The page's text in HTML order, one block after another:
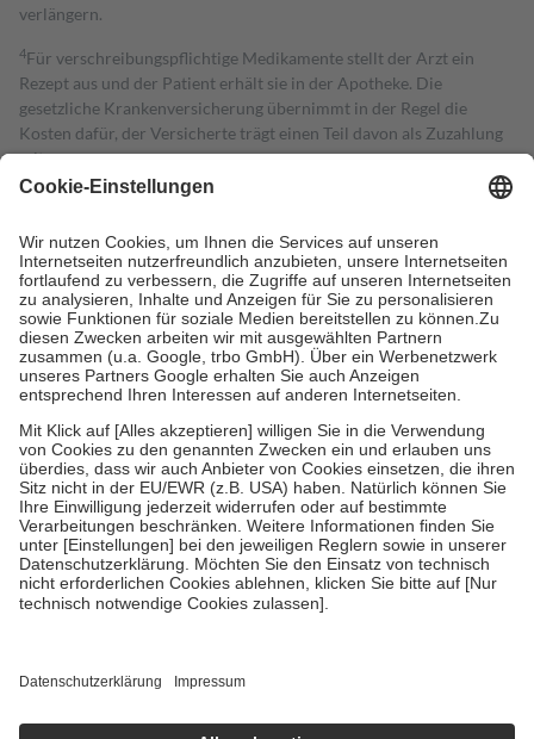
verlängern.
4Für verschreibungspflichtige Medikamente stellt der Arzt ein
Rezept aus und der Patient erhält sie in der Apotheke. Die
gesetzliche Krankenversicherung übernimmt in der Regel die
Kosten dafür, der Versicherte trägt einen Teil davon als Zuzahlung
mit.
Grundsätzlich leisten Mitglieder Zuzahlungen in Höhe von zehn
höchstens zehn Euro.
Es sind jedoch nie mehr als die tatsächlichen
Kosten der Leistung zu entrichten.
Diese Regeln gelten grundsätzlich auch für Online-Apotheken.
Bei Heilmitteln und häuslicher Krankenpflege beträgt die
Zuzahlung zehn Prozent der Kosten sowie zehn Euro je
Verordnung.
Um das Engagement der Versicherten für ihre eigene Gesundheit zu
stärken und die besondere Stellung der Familie zu unterstützen,
fallenkeine Zuzahlungenan bei:
• Kindern und Jugendlichen bis zum vollendeten 18. Lebensjahr
mit Ausnahme der Fahrkosten
• Untersuchungen zur Vorsorge und Früherkennung, die von der
GKV getragen werden
• empfohlenen Schutzimpfungen
• Harn- und Blutteststreifen
getroffen, um sicherzustellen, dass es sich um echte Bewertungen
https://help.etrusted.com/hc/de/articles/4419944605341